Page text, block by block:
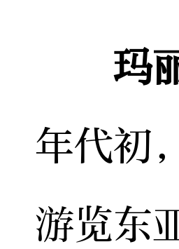
玛
年代初
游览东